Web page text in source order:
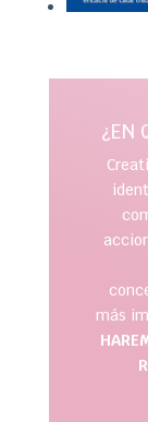
¿EN
más